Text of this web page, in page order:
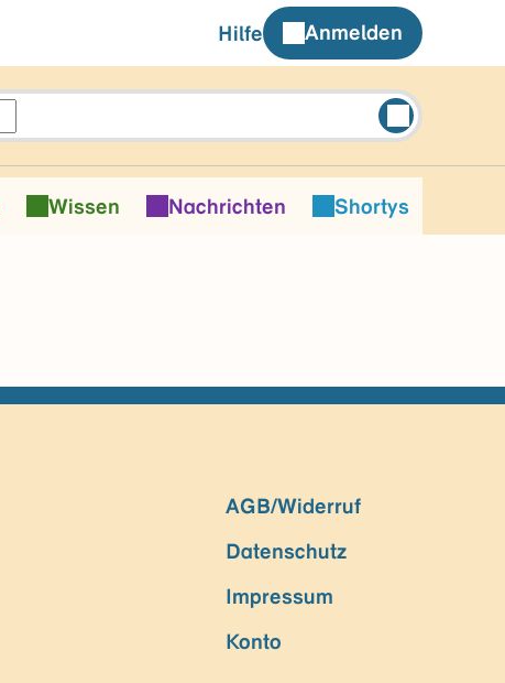
Hilfe Anmelden
Wissen Nachrichten Shortys
AGB/Widerruf
Datenschutz
Impressum
Konto